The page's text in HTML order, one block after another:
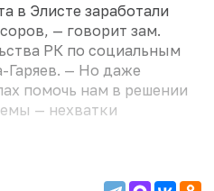
в Элисте заработали
— говорит зам.
РК по социальным
Гаряев. — Но даже
помочь нам в решении
— нехватки